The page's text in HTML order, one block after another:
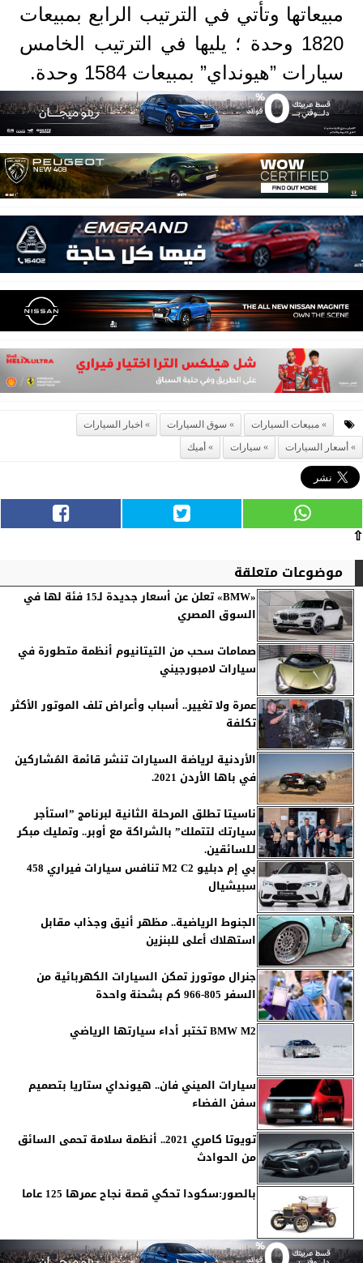
مبيعاتها وتأتي في الترتيب الرابع بمبيعات
1820 وحدة ؛ يليها في الترتيب الخامس
سيارات ”هيونداي” بمبيعات 1584 وحدة.
مبيعات السيارات سوق السيارات
اخبار السيارات
أسعار السيارات
سيارات أميك
⇧
موضوعات متعلقة
«BMW» تعلن عن أسعار جديدة لـ15 فئة لها في
السوق المصري
صمامات سحب من التيتانيوم أنظمة متطورة في
سيارات لامبورجيني
عمرة ولا تغيير.. أسباب وأعراض تلف الموتور الأكثر
تكلفة
الأردنية لرياضة السيارات تنشر قائمة المُشاركين
في باها الأردن 2021.
ناسيتا تطلق المرحلة الثانية لبرنامج ”استأجر
سيارتك لتتملك” بالشراكة مع أوبر.. وتمليك مبكر
لـلسائقين.
بي إم دبليو M2 C2 تنافس سيارات فيراري 458
سبيشيال
الجنوط الرياضية.. مظهر أنيق وجذاب مقابل
استهلاك أعلى للبنزين
جنرال موتورز تمكن السيارات الكهربائية من
السفر 805-966 كم بشحنة واحدة
BMW M2 تختبر أداء سيارتها الرياضي
سيارات الميني فان.. هيونداي ستاريا بتصميم
سفن الفضاء
تويوتا كامري 2021.. أنظمة سلامة تحمى السائق
من الحوادث
بالصور:سكودا تحكي قصة نجاح عمرها 125 عاما